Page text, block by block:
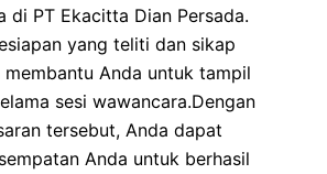
di PT Ekacitta Dian Persada.
yang teliti dan sikap
Anda untuk tampil
sesi wawancara.Dengan
tersebut, Anda dapat
Anda untuk berhasil